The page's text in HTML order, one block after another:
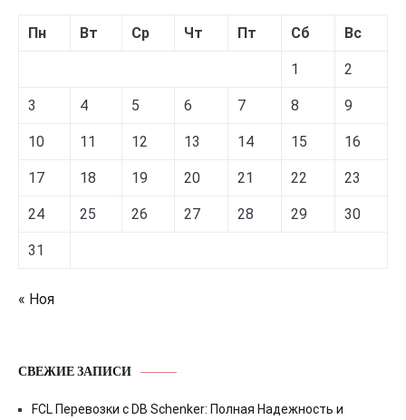
Пн Вт Ср Чт Пт Сб Вс
1 2
3 4 5 6 7 8 9
10 11 12 13 14 15 16
17 18 19 20 21 22 23
24 25 26 27 28 29 30
31
« Ноя
СВЕЖИЕ ЗАПИСИ
FCL Перевозки с DB Schenker: Полная Надежность и